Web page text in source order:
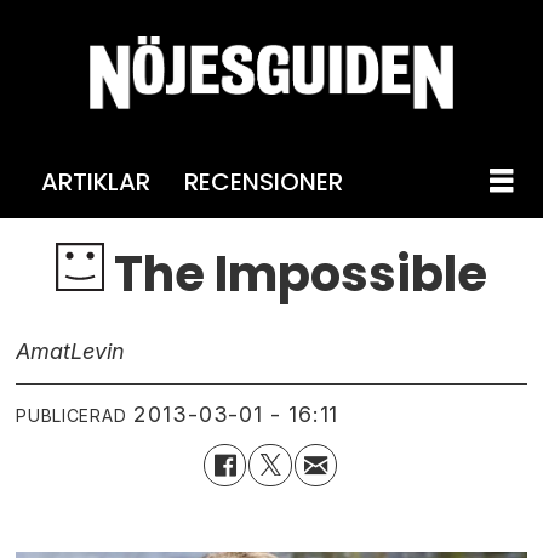
ARTIKLAR RECENSIONER
The Impossible
AmatLevin
PUBLICERAD 2013-03-01 - 16:11